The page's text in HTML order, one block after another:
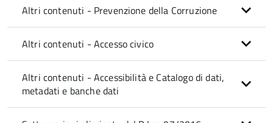
Altri contenuti - Prevenzione della Corruzione
Altri contenuti - Accesso civico
Altri contenuti - Accessibilità e Catalogo di dati,
metadati e banche dati